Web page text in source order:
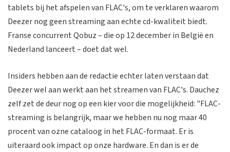
tablets bij het afspelen van FLAC's, om te verklaren waarom
Deezer nog geen streaming aan echte cd-kwaliteit biedt.
Franse concurrent Qobuz – die op 12 december in België en
Nederland lanceert – doet dat wel.
Insiders hebben aan de redactie echter laten verstaan dat
Deezer wel aan werkt aan het streamen van FLAC's. Dauchez
zelf zet de deur nog op een kier voor die mogelijkheid: "FLAC-
streaming is belangrijk, maar we hebben nu nog maar 40
procent van ozne cataloog in het FLAC-formaat. Er is
uiteraard ook impact op onze hardware. En dan is er de